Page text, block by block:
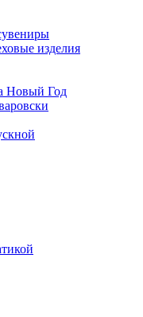
изделия
Новый Год